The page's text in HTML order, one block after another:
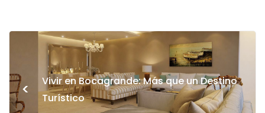
<
Vivir en Bocagrande: Más que un Destino
Turístico